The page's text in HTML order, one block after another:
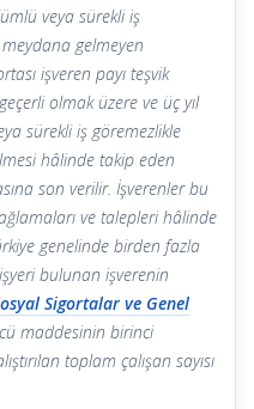
veya sürekli iş
gelmeyen
işveren payı teşvik
olmak üzere ve üç yıl
sürekli iş göremezlikle
hâlinde takip eden
son verilir. İşverenler bu
ve talepleri hâlinde
genelinde birden fazla
bulunan işverenin
Sigortalar ve Genel
maddesinin birinci
toplam çalışan sayısı